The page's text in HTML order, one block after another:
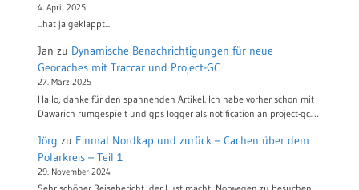
4. April 2025
...hat ja geklappt...
Jan zu Dynamische Benachrichtigungen für neue
Geocaches mit Traccar und Project-GC
27. März 2025
Hallo, danke für den spannenden Artikel. Ich habe vorher schon mit
Dawarich rumgespielt und gps logger als notification an project-gc.…
Jörg zu Einmal Nordkap und zurück – Cachen über dem
Polarkreis – Teil 1
29. November 2024